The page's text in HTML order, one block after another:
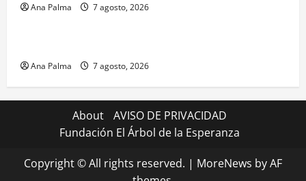
Ana Palma 7 agosto, 2026
Estados Portada
Ana Palma 7 agosto, 2026
About
AVISO DE PRIVACIDAD
Fundación El Árbol de la Esperanza
Copyright © All rights reserved. | MoreNews by AF